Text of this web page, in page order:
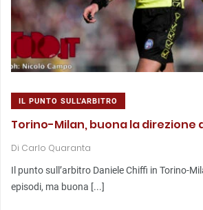
IL PUNTO SULL'ARBITRO
Torino-Milan, buona la direzione
Di Carlo Quaranta
Il punto sull’arbitro Daniele Chiffi in Torino-
episodi, ma buona [...]